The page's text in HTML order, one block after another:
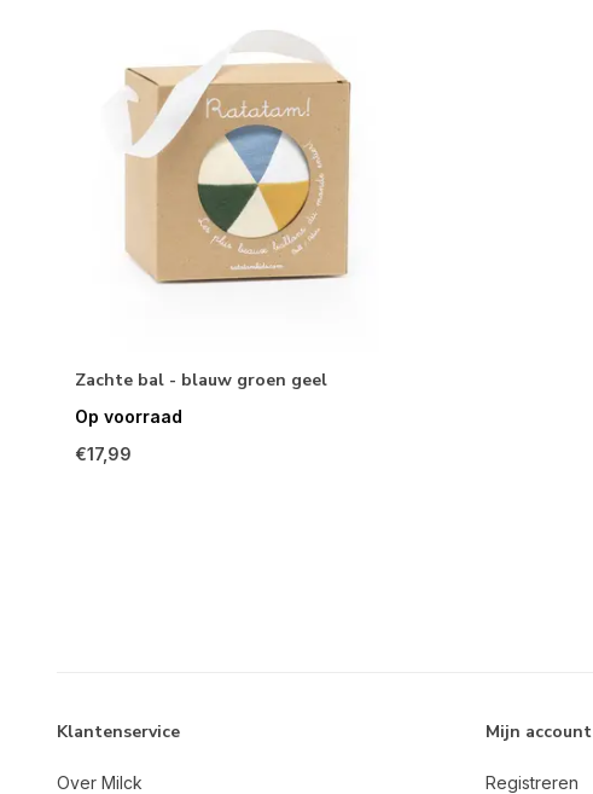
Zachte bal - blauw groen geel
Op voorraad
€17,99
Klantenservice
Over Milck
Mijn account
Registreren